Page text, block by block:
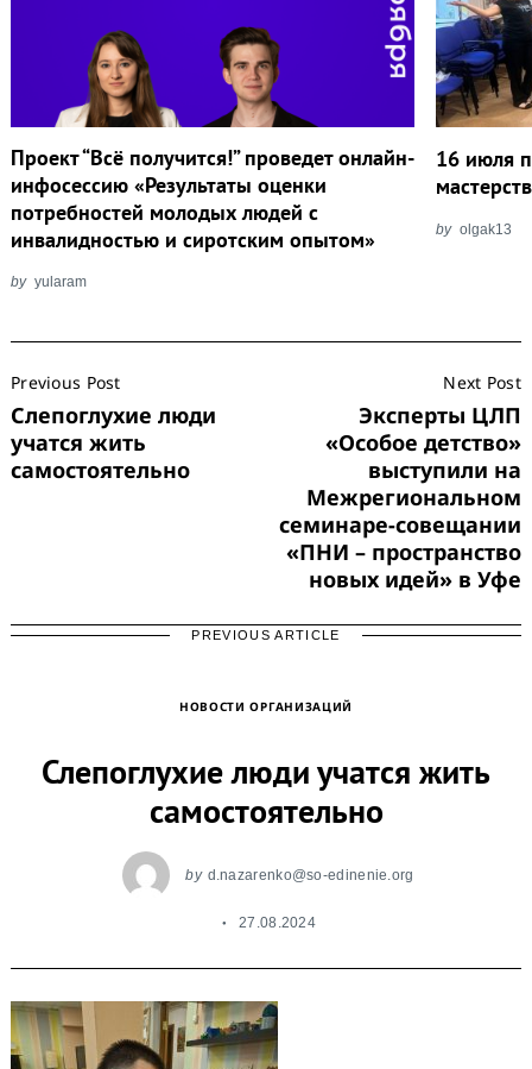
Проект “Всё получится!” проведет онлайн-
инфосессию «Результаты оценки
потребностей молодых людей с
инвалидностью и сиротским опытом»
by yularam
16 июля
by olgak13
Navigation
Previous Post
Слепоглухие люди
учатся жить
самостоятельно
Next Post
Эксперты ЦЛП
«Особое детство»
выступили на
Межрегиональном
семинаре-совещании
«ПНИ – пространство
новых идей» в Уфе
PREVIOUS ARTICLE
НОВОСТИ ОРГАНИЗАЦИЙ
Слепоглухие люди учатся жить
самостоятельно
by d.nazarenko@so-edinenie.org
27.08.2024